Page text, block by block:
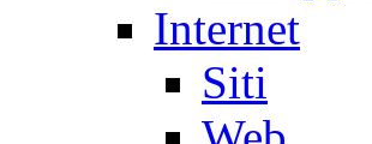
Internet
Siti